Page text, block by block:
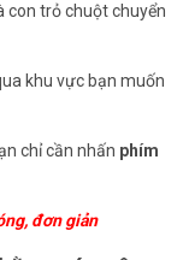
con trỏ chuột chuyển
khu vực bạn muốn
chỉ cần nhấn phím
đơn giản